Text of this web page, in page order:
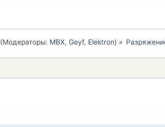
(Модераторы: MBX,Geyf, Elektron) »